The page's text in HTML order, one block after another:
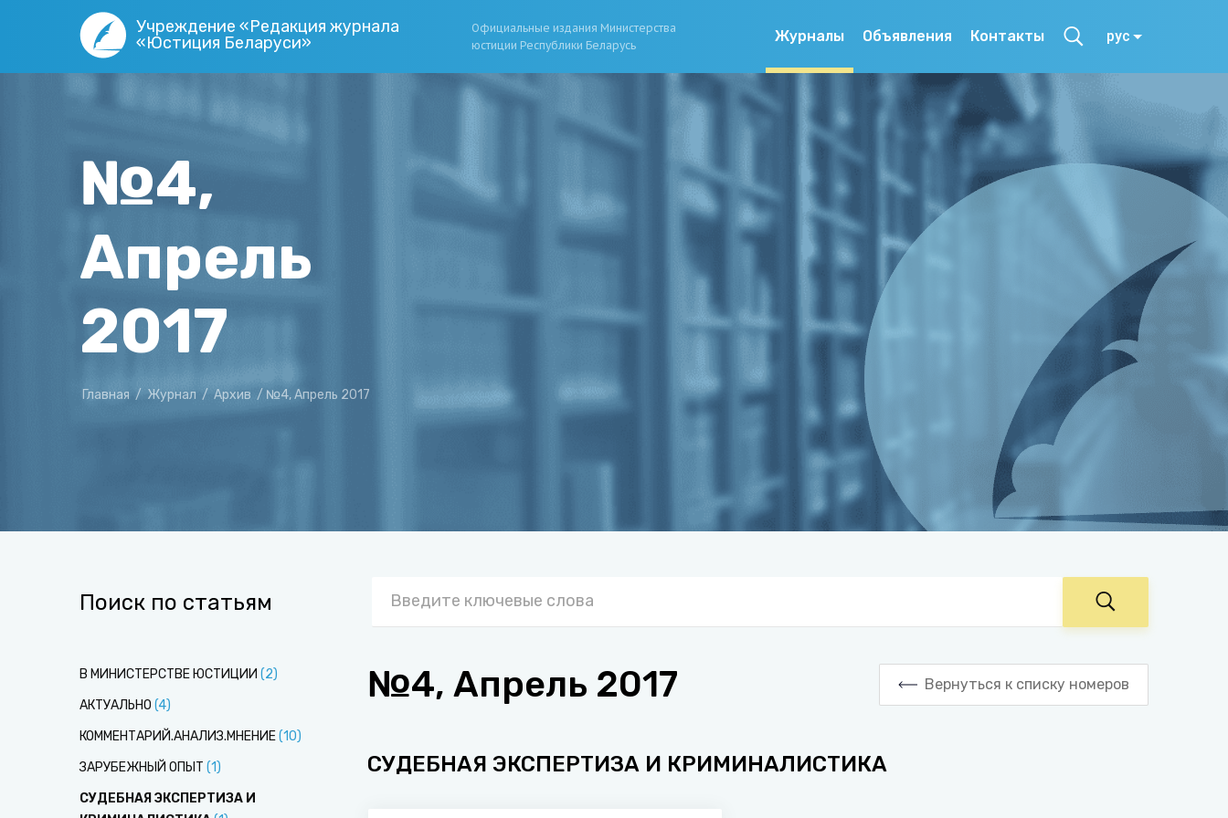
Учреждение «Редакция журнала
«Юстиция Беларуси»
Официальные издания Министерства
юстиции Республики Беларусь
Журналы Объявления Контакты рус
№4,
Апрель
2017
Главная / Журнал / Архив / №4, Апрель 2017
Поиск по статьям
В МИНИСТЕРСТВЕ ЮСТИЦИИ (2)
АКТУАЛЬНО (4)
КОММЕНТАРИЙ.АНАЛИЗ.МНЕНИЕ(10)
ЗАРУБЕЖНЫЙ ОПЫТ (1)
СУДЕБНАЯ ЭКСПЕРТИЗА И
№4, Апрель 2017 Вернуться к списку номеров
СУДЕБНАЯ ЭКСПЕРТИЗА И КРИМИНАЛИСТИКА